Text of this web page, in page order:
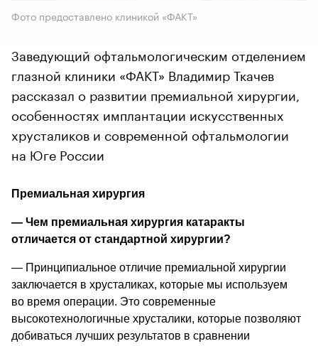
Фото предоставлено клиникой «ФАКТ»
Заведующий офтальмологическим отделением
глазной клиники «ФАКТ» Владимир Ткачев
рассказал о развитии премиальной хирургии,
особенностях имплантации искусственных
хрусталиков и современной офтальмологии
на Юге России
Премиальная хирургия
— Чем премиальная хирургия катаракты
отличается от стандартной хирургии?
— Принципиальное отличие премиальной хирургии
заключается в хрусталиках, которые мы используем
во время операции. Это современные
высокотехнологичные хрусталики, которые позволяют
добиваться лучших результатов в сравнении